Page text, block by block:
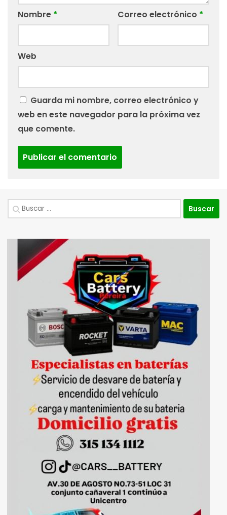
Nombre * Correo electrónico *
Web
Guarda mi nombre, correo electrónico y
web en este navegador para la próxima vez
que comente.
Buscar: